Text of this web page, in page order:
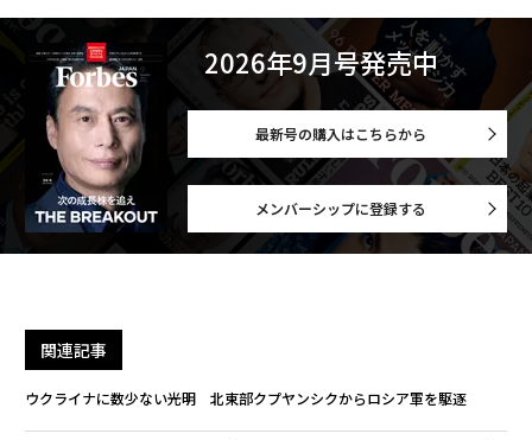
2026年9月号発売中
最新号の購入はこちらから
メンバーシップに登録する
関連記事
ウクライナに数少ない光明 北東部クプヤンシクからロシア軍を駆逐